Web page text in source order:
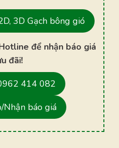
3D Gạch bông gió
để nhận báo giá
đãi!
414 082
Nhận báo giá